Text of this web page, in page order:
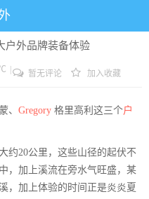
户外品牌装备体验
暂无评论 加入收藏
、 Gregory 格里高利这三个户
约20公里，这些山径的起伏不
，加上溪流在旁水气旺盛，某
，加上体验的时间正是炎炎夏